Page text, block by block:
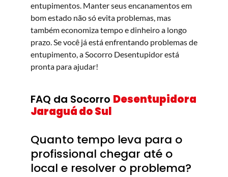
entupimentos. Manter seus encanamentos em
bom estado não só evita problemas, mas
também economiza tempo e dinheiro a longo
prazo. Se você já está enfrentando problemas de
entupimento, a Socorro Desentupidor está
pronta para ajudar!
FAQ da Socorro Desentupidora
Jaraguá do Sul
Quanto tempo leva para o
profissional chegar até o
local e resolver o problema?